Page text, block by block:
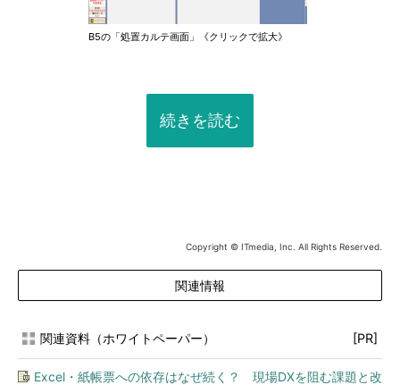
B5の「処置カルテ画面」《クリックで拡大》
続きを読む
Copyright © ITmedia, Inc. All Rights Reserved.
関連情報
関連資料（ホワイトペーパー） [PR]
Excel・紙帳票への依存はなぜ続く？ 現場DXを阻む課題と改